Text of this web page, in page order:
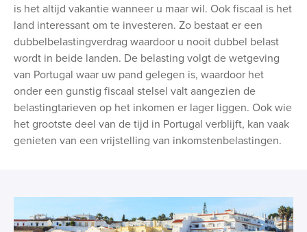
is het altijd vakantie wanneer u maar wil. Ook fiscaal is het
land interessant om te investeren. Zo bestaat er een
dubbelbelastingverdrag waardoor u nooit dubbel belast
wordt in beide landen. De belasting volgt de wetgeving
van Portugal waar uw pand gelegen is, waardoor het
onder een gunstig fiscaal stelsel valt aangezien de
belastingtarieven op het inkomen er lager liggen. Ook wie
het grootste deel van de tijd in Portugal verblijft, kan vaak
genieten van een vrijstelling van inkomstenbelastingen.